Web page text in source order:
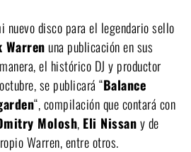
nuevo disco para el legendario sello
Warren una publicación en sus
el histórico DJ y productor
se publicará “Balance
“, compilación que contará con
Molosh, Eli Nissany de
Warren, entre otros.